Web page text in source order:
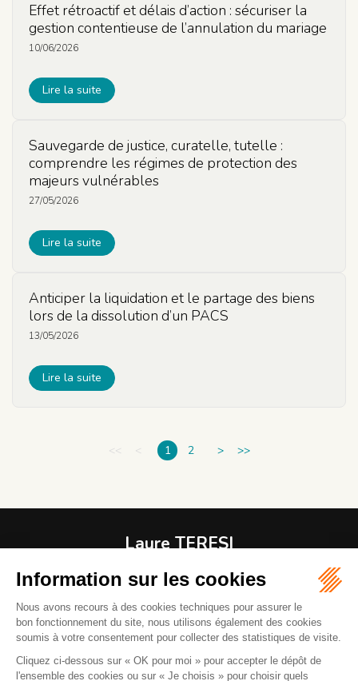
Effet rétroactif et délais d’action : sécuriser la
gestion contentieuse de l’annulation du mariage
10/06/2026
Lire la suite
Sauvegarde de justice, curatelle, tutelle :
comprendre les régimes de protection des
majeurs vulnérables
27/05/2026
Lire la suite
Anticiper la liquidation et le partage des biens
lors de la dissolution d’un PACS
13/05/2026
Lire la suite
<< < 1 2 > >>
Laure TERESI
06800 CAGNES-SUR-MER
04 92 08 37 61
06 82 43 00 37
Mail :l.teresiavocat@gmail.com
La réception des clients se fait sur rendez-vous. Parking